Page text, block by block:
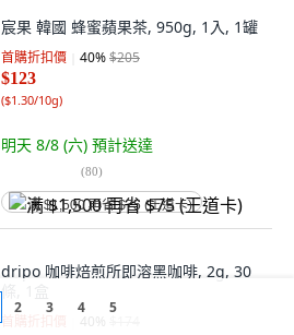
宸果 韓國 蜂蜜蘋果茶, 950g, 1入, 1罐
首購折扣價 40%$205
$123
($1.30/10g)
明天 8/8 (六) 預計送達
(80)
满 $1,500 再省 $75 (王道卡)
dripo 咖啡焙煎所即溶黑咖啡, 2g, 30
條, 1盒
首購折扣價
2 3 4 5